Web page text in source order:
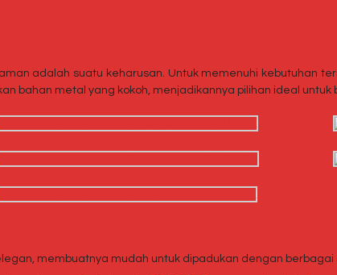
adalah suatu keharusan. Untuk memenuhi kebutuhan
bahan metal yang kokoh, menjadikannya pilihan ideal untuk
membuatnya mudah untuk dipadukan dengan